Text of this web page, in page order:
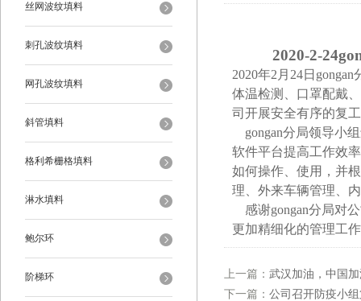
丝网波纹填料
刺孔波纹填料
网孔波纹填料
斜管填料
格利希栅格填料
淋水填料
鲍尔环
阶梯环
2020-2-
2020年2月24日
体温检测、口罩配戴
司开展安全有序的复
gongan分局领导小
软件平台提高工作效
如何操作、使用，并
理、外来车辆管理、
感谢gongan分局对
更加精细化的管理工
上一篇： 武汉加油，中国
下一篇： 公司召开防疫小